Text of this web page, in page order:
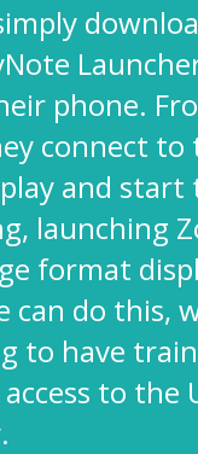
phone.
connect to
and start
launching
format
can do this,
to have
to the